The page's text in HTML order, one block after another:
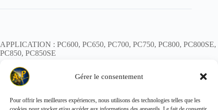
Gérer le consentement
Pour offrir les meilleures expériences, nous utilisons des technologies telles que les
APPLICATION : PC600, PC650, PC700, PC750, PC800, PC800SE,
PC850, PC850SE
POIDS : 0.94 kg